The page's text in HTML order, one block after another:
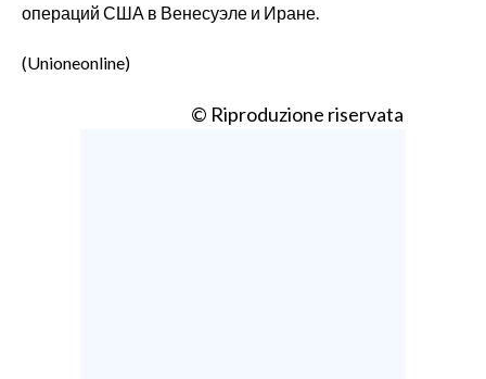
операций США в Венесуэле и Иране.
(Unioneonline)
© Riproduzione riservata